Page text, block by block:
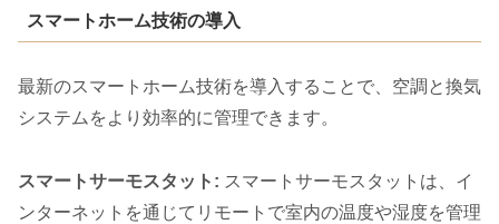
スマートホーム技術の導入
最新のスマートホーム技術を導入することで、空調と換気
システムをより効率的に管理できます。
スマートサーモスタット: スマートサーモスタットは、イ
ンターネットを通じてリモートで室内の温度や湿度を管理